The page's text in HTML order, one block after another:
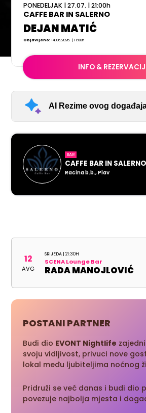
PONEDELJAK |27.07. |21:00h
CAFFE BAR IN SALERNO
DEJAN MATIĆ
Objavljeno:14.06.2026. | 11:08h
INFO &
AI Rezime ovog
BAR
CAFFE BAR IN SALERNO
Racina b.b., Plav
12
AVG
SRIJEDA | 21:30H
SCENA Lounge Bar
RADA MANOJLOVIĆ
POSTANI PARTNER
Budi dio EVONT Nightlife
svoju vidljivost, privuci nove
lokal među ljubiteljima noćnog
Pridruži se već danas i budi dio
povezuje najbolja mjesta i